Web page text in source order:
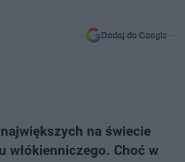
Dodaj do Google
na świecie
włókienniczego. Choć w